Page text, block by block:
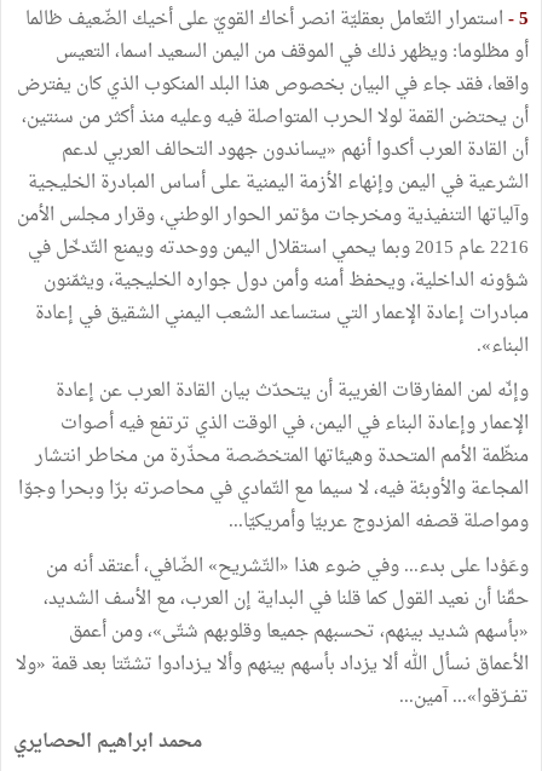
5
-استمرارالتّعامل بعقليّة انصرأخاكالقويّعلىأخيك الضّعيف ظالما
أومظلوما:ويظهرذلكفي الموقفمن اليمن السعيداسما،التعيس
واقعا،فقدجاءفي البيان بخصوص هذا البلدالمنكوب الذيكان يفترض
أن يحتضن القمة لولاالحرب المتواصلةفيهوعليهمنذأكثرمن سنتين،
أن القادة العربأكدواأنهم «يساندونجهودالتحالف العربي لدعم
الشرعيةفي اليمنوإنهاء الأزمة اليمنيةعلىأساس المبادرة الخليجية
وآلياتها التنفيذيةومخرجاتمؤتمرالحوارالوطني،وقرارمجلس الأمن
2216عام 2015وبما يحمي استقلال اليمنووحدتهويمنع التّدخّلفي
شؤونه الداخلية،ويحفظأمنهوأمندولجواره الخليجية،ويثمّنون
مبادرات إعادة الإعمارالتي ستساعدالشعب اليمني الشقيقفي إعادة
البناء»
.
وإنّه لمن المفارقات الغريبةأن يتحدّث بيان القادة العربعن إعادة
الإعماروإعادة البناءفي اليمن،في الوقت الذي ترتفعفيهأصوات
منظّمة الأمم المتحدةوهيئاتها المتخصّصةمحذّرةمنمخاطرانتشار
المجاعةوالأوبئةفيه،لاسيمامع التّماديفيمحاصرته برّاوبحراوجوّا
ومواصلةقصفه المزدوجعربيّاوأمريكيّا...
وعَوْداعلى بدء...وفي ضوء هذا «التّشريح» الضّافي،أعتقدأنهمن
حقّناأن نعيدالقولكماقلنافي البداية إن العرب،مع الأسف الشديد،
«بأسهم شديدبينهم،تحسبهمجميعاوقلوبهم شتّى»،ومنأعمق
الأعماق نسأل اللهألايزدادبأسهم بينهموألايـزدادوا تشتّتا بعدقمة «ولا
تفــرّقوا»
...آمين...
محمدابراهيم الحصايري